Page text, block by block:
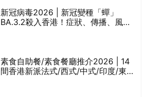
新冠病毒2026 | 新冠變種「蟬」
BA.3.2殺入香港！症狀、傳播、風險
素食自助餐/素食餐廳推介2026 | 14
間香港新派法式/西式/中式/印度/東南